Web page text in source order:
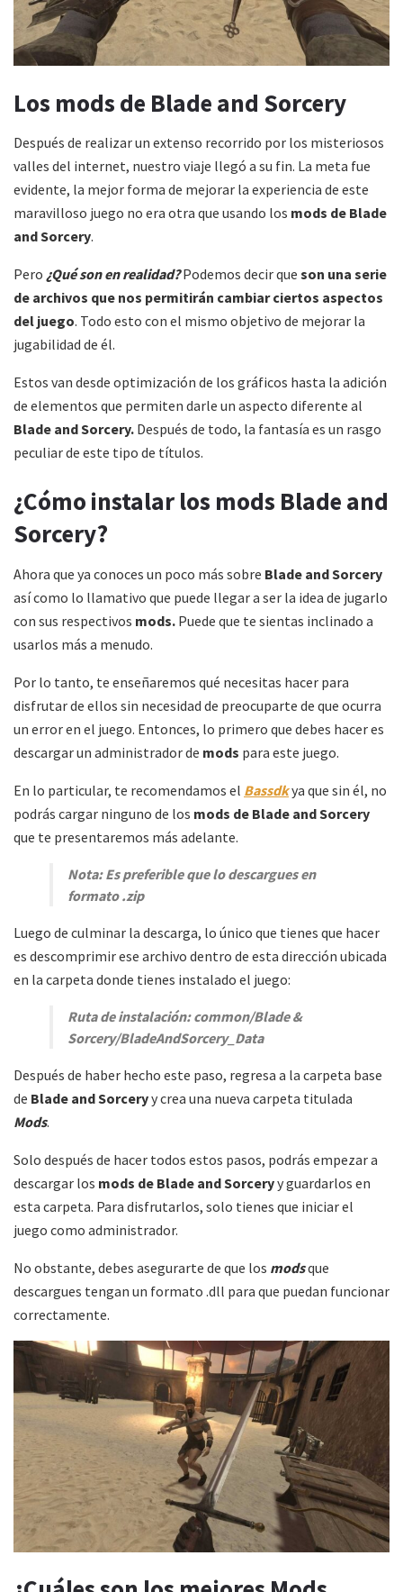
Los mods de Blade and Sorcery
Después de realizar un extenso recorrido por los misteriosos
valles del internet, nuestro viaje llegó a su fin. La meta fue
evidente, la mejor forma de mejorar la experiencia de este
maravilloso juego no era otra que usando los mods de Blade
and Sorcery.
Pero ¿Qué son en realidad?Podemos decir que son una serie
de archivos que nos permitirán cambiar ciertos aspectos
del juego. Todo esto con el mismo objetivo de mejorar la
jugabilidad de él.
Estos van desde optimización de los gráficos hasta la adición
de elementos que permiten darle un aspecto diferente al
Blade and Sorcery. Después de todo, la fantasía es un rasgo
peculiar de este tipo de títulos.
¿Cómo instalar los mods Blade and
Sorcery?
Ahora que ya conoces un poco más sobre Blade and Sorcery
así como lo llamativo que puede llegar a ser la idea de jugarlo
con sus respectivos mods. Puede que te sientas inclinado a
usarlos más a menudo.
Por lo tanto, te enseñaremos qué necesitas hacer para
disfrutar de ellos sin necesidad de preocuparte de que ocurra
un error en el juego. Entonces, lo primero que debes hacer es
descargar un administrador de mods para este juego.
En lo particular, te recomendamos el Bassdkya que sin él, no
podrás cargar ninguno de los mods de Blade and Sorcery
que te presentaremos más adelante.
Nota: Es preferible que lo descargues en
formato .zip
Luego de culminar la descarga, lo único que tienes que hacer
es descomprimir ese archivo dentro de esta dirección ubicada
en la carpeta donde tienes instalado el juego:
Ruta de instalación: common/Blade &
Sorcery/BladeAndSorcery_Data
Después de haber hecho este paso, regresa a la carpeta base
de Blade and Sorceryy crea una nueva carpeta titulada
Mods.
Solo después de hacer todos estos pasos, podrás empezar a
descargar los mods de Blade and Sorceryy guardarlos en
esta carpeta. Para disfrutarlos, solo tienes que iniciar el
juego como administrador.
No obstante, debes asegurarte de que los modsque
descargues tengan un formato .dll para que puedan funcionar
correctamente.